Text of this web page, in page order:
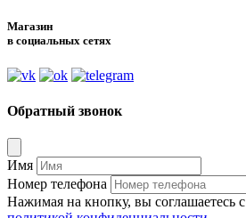
Магазин
в социальных сетях
Обратный звонок
Имя
Номер телефона
Нажимая на кнопку, вы соглашаетесь с